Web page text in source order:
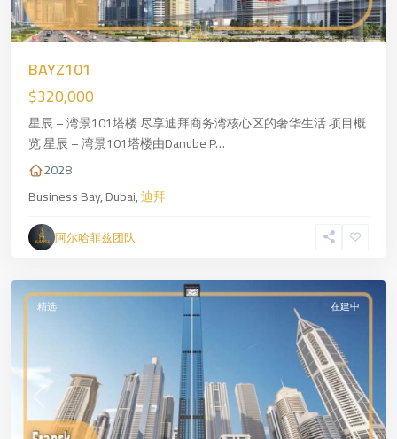
BAYZ101
$320,000
星辰 – 湾景101塔楼 尽享迪拜商务湾核心区的奢华生活 项目概
览 星辰 – 湾景101塔楼由Danube P…
2028
Business Bay, Dubai,迪拜
阿尔哈菲兹团队
Dubai
迪
Previous Next
精选 在建中